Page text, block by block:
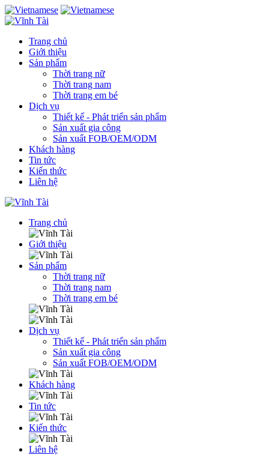
Trang chủ
Giới thiệu
Sản phẩm
Thời trang nữ
Thời trang nam
Thời trang em bé
Dịch vụ
Thiết kế - Phát triển sản phẩm
Sản xuất gia công
Sản xuất FOB/OEM/ODM
Khách hàng
Tin tức
Kiến thức
Liên hệ
Trang chủ
Giới thiệu
Sản phẩm
Thời trang nữ
Thời trang nam
Thời trang em bé
Dịch vụ
Thiết kế - Phát triển sản phẩm
Sản xuất gia công
Sản xuất FOB/OEM/ODM
Khách hàng
Tin tức
Kiến thức
Liên hệ